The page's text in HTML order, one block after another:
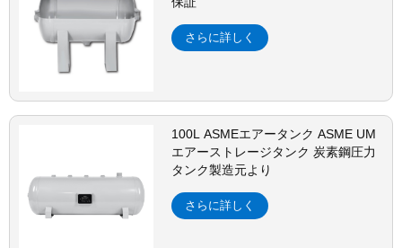
さらに詳しく
100L ASMEエアータンク ASME UM
エアーストレージタンク 炭素鋼圧力
タンク製造元より
さらに詳しく